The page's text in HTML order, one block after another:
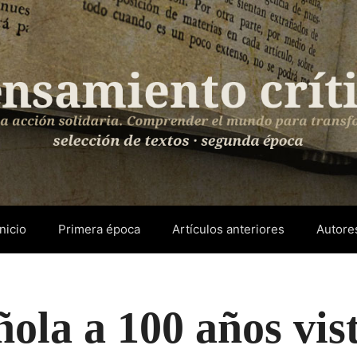
Primera época Artículos anteriores
a 100 años